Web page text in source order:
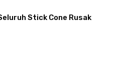
Stick Cone Rusak